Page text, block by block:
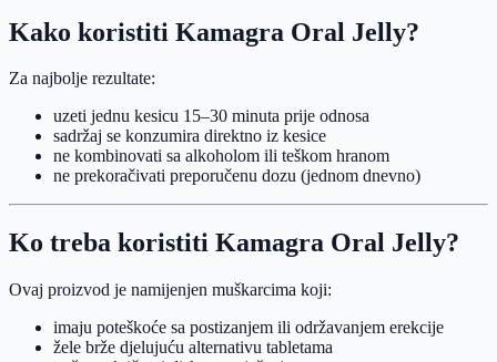
Kako koristiti Kamagra Oral Jelly?
Za najbolje rezultate:
uzeti jednu kesicu 15–30 minuta prije odnosa
sadržaj se konzumira direktno iz kesice
ne kombinovati sa alkoholom ili teškom hranom
ne prekoračivati preporučenu dozu (jednom dnevno)
Ko treba koristiti Kamagra Oral Jelly?
Ovaj proizvod je namijenjen muškarcima koji:
imaju poteškoće sa postizanjem ili održavanjem erekcije
žele brže djelujuću alternativu tabletama